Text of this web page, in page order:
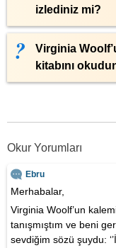
izlediniz mi?
Virginia
kitabını
Okur Yorumları
Ebru
Merhabalar,
Virginia Woolf’un
tanışmıştım ve beni
sevdiğim sözü şuydu: